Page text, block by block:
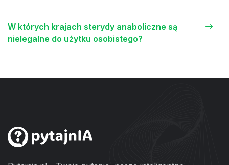
W których krajach sterydy anaboliczne są
nielegalne do użytku osobistego?